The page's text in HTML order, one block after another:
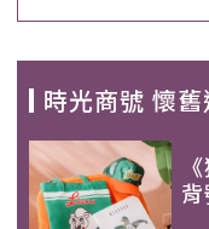
時光商號 懷舊